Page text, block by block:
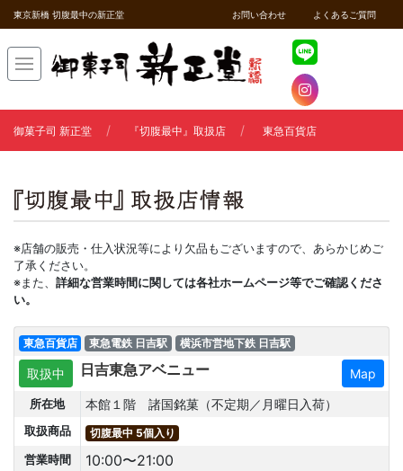
東京新橋 切腹最中の新正堂 お問い合わせ よくあるご質問
御菓子司 新正堂 『切腹最中』取扱店 東急百貨店
※店舗の販売・仕入状況等により欠品もございますので、あらかじめご
了承ください。
※また、 詳細な営業時間に関しては各社ホームページ等でご確認くださ
い。
東急百貨店 東急電鉄 日吉駅 横浜市営地下鉄 日吉駅
Map
取扱中 日吉東急アベニュー
所在地 本館１階 諸国銘菓（不定期／月曜日入荷）
取扱商品
切腹最中 5個入り
営業時間
10:00〜21:00